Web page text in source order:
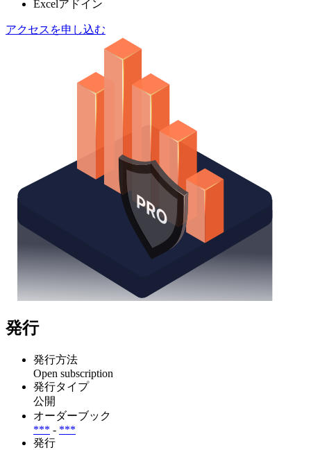
Excelアドイン
アクセスを申し込む
発行
発行方法
Open subscription
発行タイプ
公開
オーダーブック
*** - ***
発行